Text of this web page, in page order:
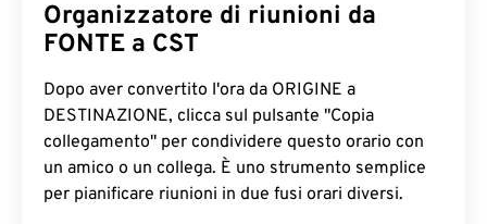
Organizzatore di riunioni da
FONTE a CST
Dopo aver convertito l'ora da ORIGINE a
DESTINAZIONE, clicca sul pulsante "Copia
collegamento" per condividere questo orario con
un amico o un collega. È uno strumento semplice
per pianificare riunioni in due fusi orari diversi.